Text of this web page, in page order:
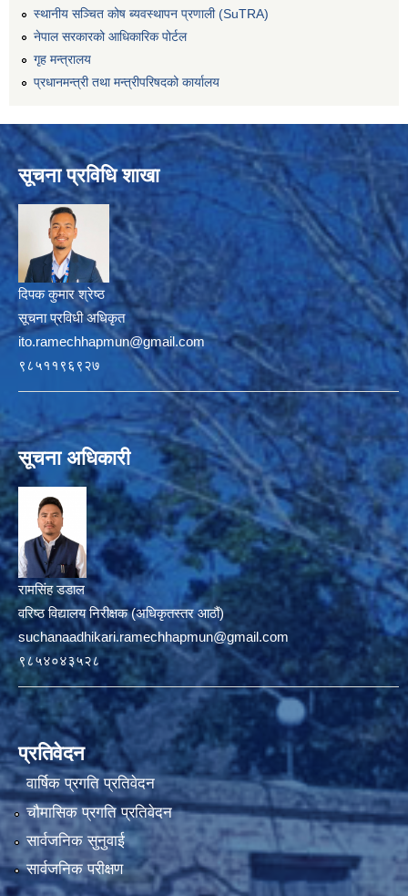
स्थानीय सञ्चित कोष ब्यवस्थापन प्रणाली (SuTRA)
नेपाल सरकारको आधिकारिक पोर्टल
गृह मन्त्रालय
प्रधानमन्त्री तथा मन्त्रीपरिषदको कार्यालय
सूचना प्रविधि शाखा
दिपक कुमार श्रेष्ठ
सूचना प्रविधी अधिकृत
ito.ramechhapmun@gmail.com
९८५११९६९२७
सूचना अधिकारी
रामसिंह डडाल
वरिष्ठ विद्यालय निरीक्षक (अधिकृतस्तर आठौं)
suchanaadhikari.ramechhapmun@gmail.com
९८५४०४३५२८
प्रतिवेदन
वार्षिक प्रगति प्रतिवेदन
चौमासिक प्रगति प्रतिवेदन
सार्वजनिक सुनुवाई
सार्वजनिक परीक्षण